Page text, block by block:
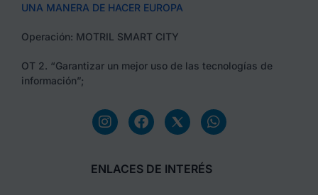
UNA MANERA DE HACER EUROPA
Operación: MOTRIL SMART CITY
OT 2. “Garantizar un mejor uso de las tecnologías de
información”;
ENLACES DE INTERÉS